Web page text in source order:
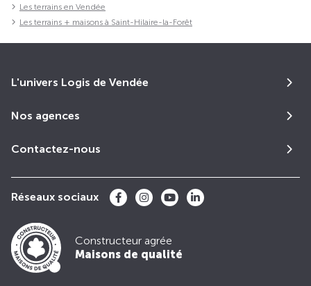
Les terrains en Vendée
Les terrains + maisons à Saint-Hilaire-la-Forêt
L'univers Logis de Vendée
Nos agences
Contactez-nous
Réseaux sociaux
Constructeur agrée
Maisons de qualité